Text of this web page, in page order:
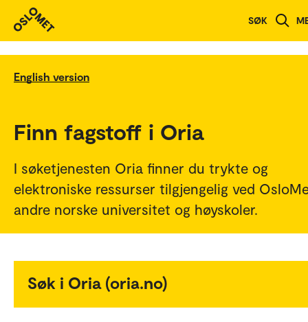
SØK
English version
Finn fagstoff i Oria
I søketjenesten Oria finner du trykte og
elektroniske ressurser tilgjengelig ved
andre norske universitet og høyskoler.
Søk i Oria (oria.no)